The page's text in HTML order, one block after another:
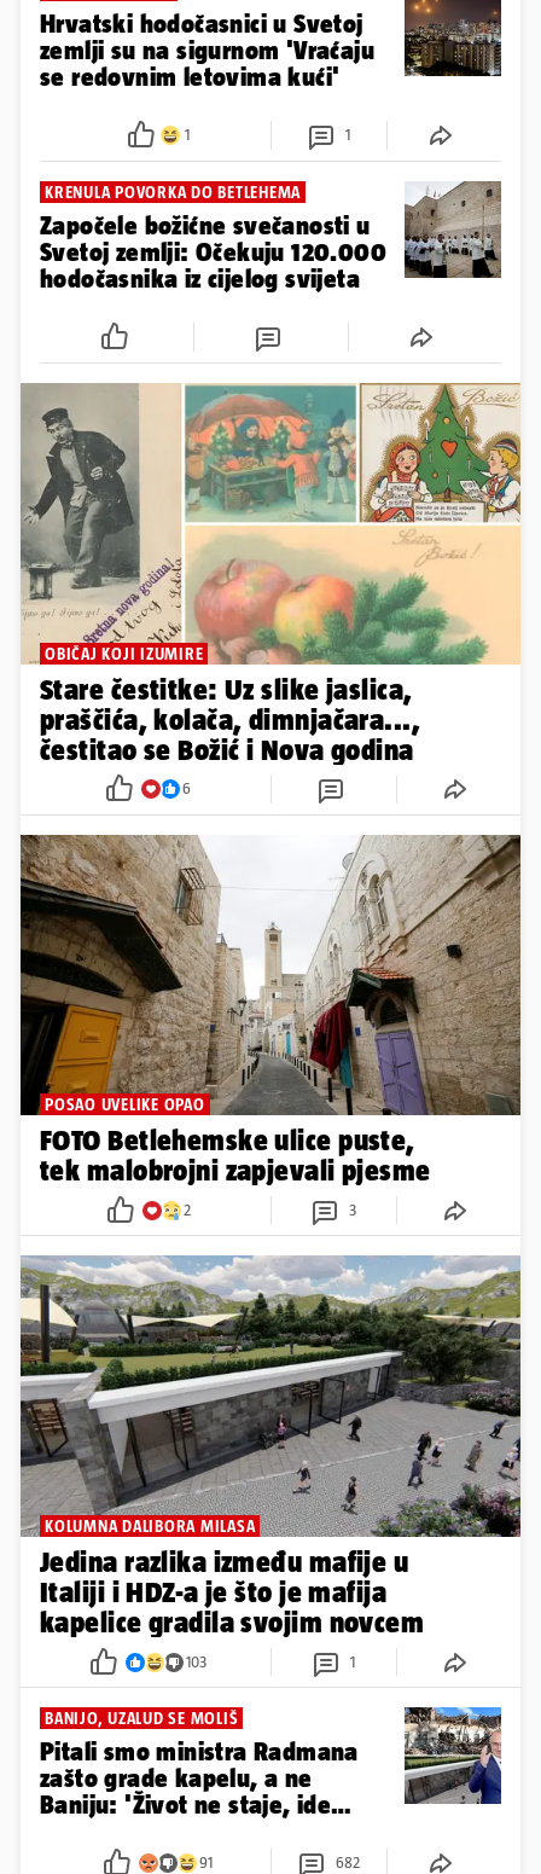
Hrvatski hodočasnici u Svetoj
zemlji su na sigurnom 'Vraćaju
se redovnim letovima kući'
1 1
KRENULA POVORKA DO BETLEHEMA
Započele božićne svečanosti u
Svetoj zemlji: Očekuju 120.000
hodočasnika iz cijelog svijeta
OBIČAJ KOJI IZUMIRE
Stare čestitke: Uz slike jaslica,
praščića, kolača, dimnjačara...,
čestitao se Božić i Nova godina
6
POSAO UVELIKE OPAO
FOTO Betlehemske ulice puste,
tek malobrojni zapjevali pjesme
2 3
KOLUMNA DALIBORA MILASA
Jedina razlika između mafije u
Italiji i HDZ-a je što je mafija
kapelice gradila svojim novcem
103 1
BANIJO, UZALUD SE MOLIŠ
Pitali smo ministra Radmana
zašto grade kapelu, a ne
Baniju: 'Život ne staje, ide
91 682